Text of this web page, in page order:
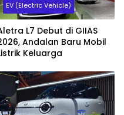
EV (Electric Vehicle)
L7 Debut di GIIAS
Andalan Baru Mobil
Keluarga